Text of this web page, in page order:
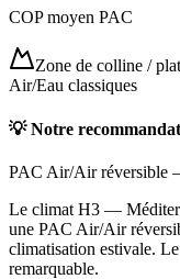
COP moyen PAC
Zone de colline /
Air/Eau classiques
💡 Notre
PAC Air/Air réversible
Le climat H3 —
une PAC Air/Air
climatisation estivale.
remarquable.